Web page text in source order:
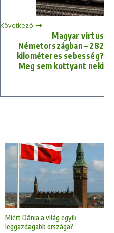
Következő
Magyar virtus
Németországban – 282
kilométeres sebesség?
Meg sem kottyant neki
Miért Dánia a világ egyik
leggazdagabb országa?